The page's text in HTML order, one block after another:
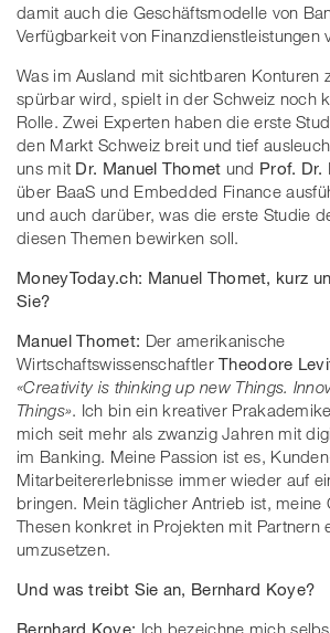
damit auch die Geschäftsmodelle von
Verfügbarkeit von Finanzdienstleistungen
Was im Ausland mit sichtbaren Konturen
spürbar wird, spielt in der Schweiz noch
Rolle. Zwei Experten haben die erste
den Markt Schweiz breit und tief
uns mit Dr. Manuel Thomet und Prof. Dr.
über BaaS und Embedded Finance
und auch darüber, was die erste Studie
diesen Themen bewirken soll.
MoneyToday.ch: Manuel Thomet, kurz
Sie?
Manuel Thomet: Der amerikanische
WirtschaftswissenschaftlerTheodore
«Creativity is thinking up new Things.
Things». Ich bin ein kreativer
mich seit mehr als zwanzig Jahren mit
im Banking. Meine Passion ist es,
Mitarbeitererlebnisse immer wieder auf
bringen. Mein täglicher Antrieb ist, meine
Thesen konkret in Projekten mit Partnern
umzusetzen.
Und was treibt Sie an, Bernhard Koye?
Bernhard Koye: Ich bezeichne mich